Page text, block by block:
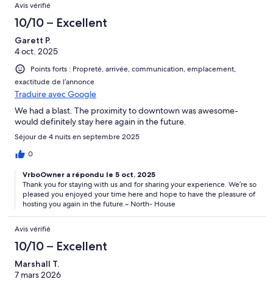
Avis vérifié
10/10 – Excellent
Garett P.
4 oct. 2025
Points forts : Propreté, arrivée, communication, emplacement,
exactitude de l’annonce
Traduire avec Google
We had a blast. The proximity to downtown was awesome-
would definitely stay here again in the future.
Séjour de 4 nuits en septembre 2025
0
VrboOwner a répondu le 5 oct. 2025
Thank you for staying with us and for sharing your experience. We’re so
pleased you enjoyed your time here and hope to have the pleasure of
hosting you again in the future.~ North- House
Avis vérifié
10/10 – Excellent
Marshall T.
7 mars 2026